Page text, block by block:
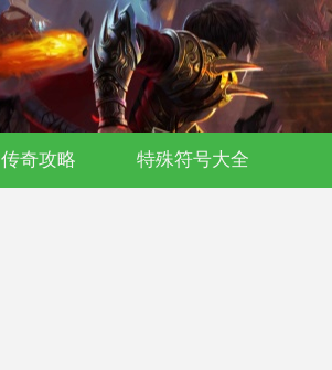
传奇攻略 特殊符号大全